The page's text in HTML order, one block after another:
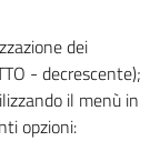
dei
- decrescente);
il menù in
opzioni: